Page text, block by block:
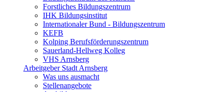
Forstliches Bildungszentrum
IHK Bildungsinstitut
Internationaler Bund - Bildungszentrum
KEFB
Kolping Berufsförderungszentrum
Sauerland-Hellweg Kolleg
VHS Arnsberg
Arbeitgeber Stadt Arnsberg
Was uns ausmacht
Stellenangebote